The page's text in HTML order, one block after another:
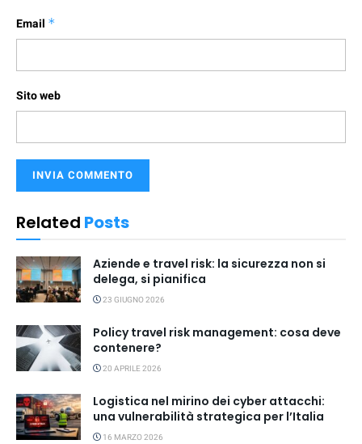
Email *
Sito web
Related Posts
Aziende e travel risk: la sicurezza non si
delega, si pianifica
23 GIUGNO 2026
Policy travel risk management: cosa deve
contenere?
20 APRILE 2026
Logistica nel mirino dei cyber attacchi:
una vulnerabilità strategica per l’Italia
16 MARZO 2026